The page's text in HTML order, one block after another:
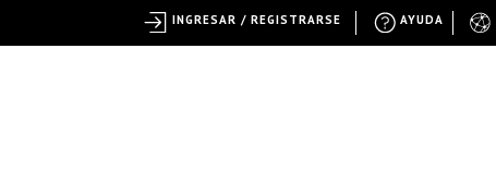
AYUDA
INGRESAR / REGISTRARSE